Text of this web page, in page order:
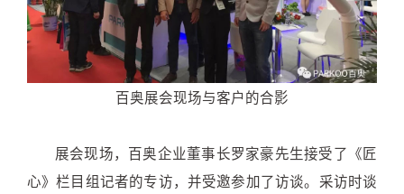
百奥展会现场与客户的合影
展会现场，百奥企业董事长罗家豪先生接受了《匠
心》栏目组记者的专访，并受邀参加了访谈。采访时谈